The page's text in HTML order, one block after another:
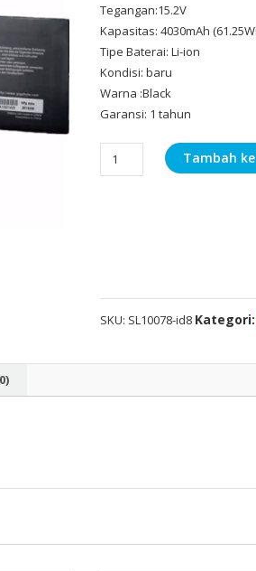
Tegangan:15.2V
Kapasitas: 4030mAh
Tipe Baterai: Li-ion
Kondisi: baru
Warna :Black
Garansi: 1 tahun
Baterai
3
Tambah
SKU: SL10078-id8 Kategori: